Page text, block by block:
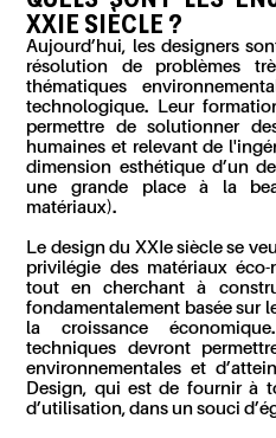
XXIESIÈCLE ?
Aujourd’hui, les designers
résolution de problèmes
thématiques
technologique. Leur
permettre de solutionner
humaines et relevant de
dimension esthétique d’un
une grande place à la
matériaux).
Le design du XXI esiècle se
privilégie des matériaux
tout en cherchant à
fondamentalement basée sur
la croissance
techniques devront
environnementales et
Design, qui est de fournir à
d’utilisation, dans un souci